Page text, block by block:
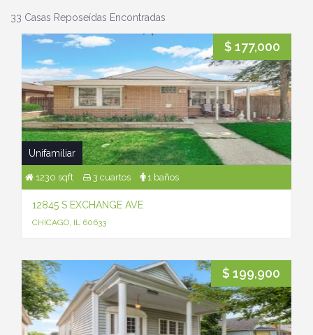
33 Casas Reposeídas Encontradas
$ 177,000
Unifamiliar
1230 sqft 3 cuartos 1 baños
12845 S EXCHANGE AVE
CHICAGO, IL 60633
$ 199,900